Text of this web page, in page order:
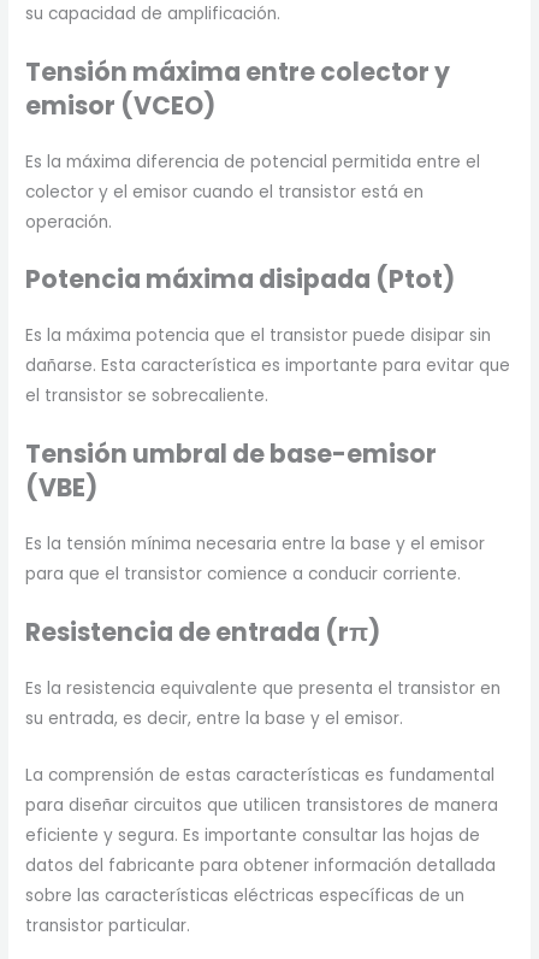
su capacidad de amplificación.
Tensión máxima entre colector y
emisor (VCEO)
Es la máxima diferencia de potencial permitida entre el
colector y el emisor cuando el transistor está en
operación.
Potencia máxima disipada (Ptot)
Es la máxima potencia que el transistor puede disipar sin
dañarse. Esta característica es importante para evitar que
el transistor se sobrecaliente.
Tensión umbral de base-emisor
(VBE)
Es la tensión mínima necesaria entre la base y el emisor
para que el transistor comience a conducir corriente.
Resistencia de entrada (rπ)
Es la resistencia equivalente que presenta el transistor en
su entrada, es decir, entre la base y el emisor.
La comprensión de estas características es fundamental
para diseñar circuitos que utilicen transistores de manera
eficiente y segura. Es importante consultar las hojas de
datos del fabricante para obtener información detallada
sobre las características eléctricas específicas de un
transistor particular.